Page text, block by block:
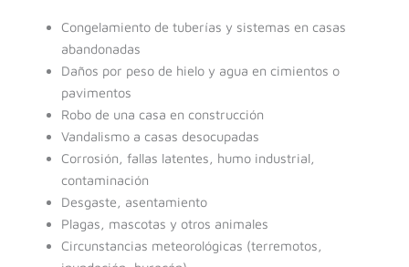
Congelamiento de tuberías y sistemas en casas
abandonadas
Daños por peso de hielo y agua en cimientos o
pavimentos
Robo de una casa en construcción
Vandalismo a casas desocupadas
Corrosión, fallas latentes, humo industrial,
contaminación
Desgaste, asentamiento
Plagas, mascotas y otros animales
Circunstancias meteorológicas (terremotos,